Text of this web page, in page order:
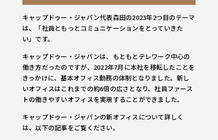
キャップドゥー・ジャパン代表森田の2023年2つ目のテーマ
は、「社員ともっとコミュニケーションをとっていきた
い」です。
キャップドゥー・ジャパンは、もともとテレワーク中心の
働き方だったのですが、2022年7月に本社を移転したことを
きっかけに、基本オフィス勤務の体制となりました。新し
いオフィスはこれまでの約6倍の広さとなり、社員ファース
トの働きやすいオフィスを実現することができました。
キャップドゥー・ジャパンの新オフィスについて詳しく
は、以下の記事をご覧ください。